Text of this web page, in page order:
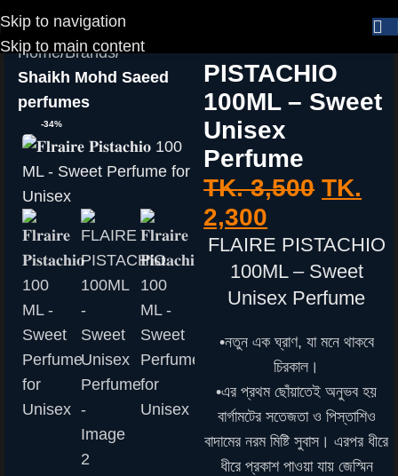
Skip to navigation
Skip to main content
Home Brands
Shaikh Mohd Saeed
perfumes
-34%
PISTACHIO
100ML – Sweet
Unisex
Perfume
TK.3,500 TK.
2,300
FLAIRE PISTACHIO
100ML – Sweet
Unisex Perfume
•নতুন এক ঘ্রাণ, যা মনে থাকবে
চিরকাল।
•এর প্রথম ছোঁয়াতেই অনুভব হয়
বার্গামটের সতেজতা ও পিস্তাশিও
বাদামের নরম মিষ্টি সুবাস। এরপর ধীরে
ধীরে প্রকাশ পাওয়া যায় জেস্মিন